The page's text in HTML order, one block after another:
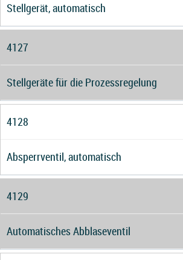
Stellgerät, automatisch
4127
Stellgeräte für die Prozessregelung
4128
Absperrventil, automatisch
4129
Automatisches Abblaseventil